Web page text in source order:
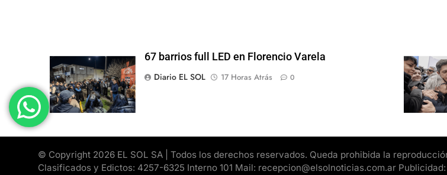
67 barrios full LED en Florencio Varela
Diario EL SOL
17 Horas Atrás 0
© Copyright 2026 EL SOL SA | Todos los derechos reservados. Queda prohibida la
Clasificados y Edictos: 4257-6325 Interno 101 Mail: recepcion@elsolnoticias.com.ar